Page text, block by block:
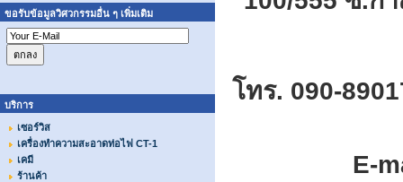
ขอรับข้อมูลวิศวกรรมอื่น ๆ เพิ่มเติม
บริการ
เซอร์วิส
เครื่องทำความสะอาดท่อไฟ CT-1
เคมี
ร้านค้า
โทร. 090-
E-